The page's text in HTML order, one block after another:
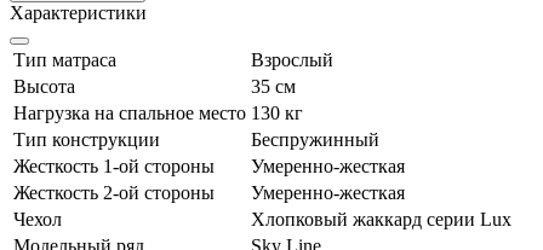
Характеристики
Тип матраса
Взрослый
Высота
35 см
Нагрузка на спальное место 130 кг
Тип конструкции
Беспружинный
Жесткость 1-ой стороны
Умеренно-жесткая
Жесткость 2-ой стороны
Умеренно-жесткая
Чехол
Хлопковый жаккард серии Lux
Модельный ряд
Sky Line